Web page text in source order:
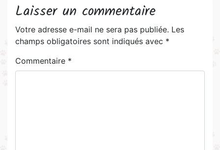
Laisser un commentaire
Votre adresse e-mail ne sera pas publiée. Les
champs obligatoires sont indiqués avec *
Commentaire *